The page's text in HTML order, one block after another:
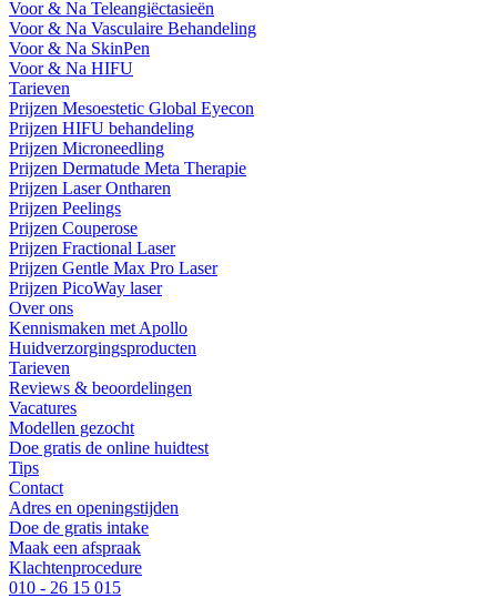
Voor & Na Teleangiëctasieën
Voor & Na Vasculaire Behandeling
Voor & Na SkinPen
Voor & Na HIFU
Tarieven
Prijzen Mesoestetic Global Eyecon
Prijzen HIFU behandeling
Prijzen Microneedling
Prijzen Dermatude Meta Therapie
Prijzen Laser Ontharen
Prijzen Peelings
Prijzen Couperose
Prijzen Fractional Laser
Prijzen Gentle Max Pro Laser
Prijzen PicoWay laser
Over ons
Kennismaken met Apollo
Huidverzorgingsproducten
Tarieven
Reviews & beoordelingen
Vacatures
Modellen gezocht
Doe gratis de online huidtest
Tips
Contact
Adres en openingstijden
Doe de gratis intake
Maak een afspraak
Klachtenprocedure
010 - 26 15 015